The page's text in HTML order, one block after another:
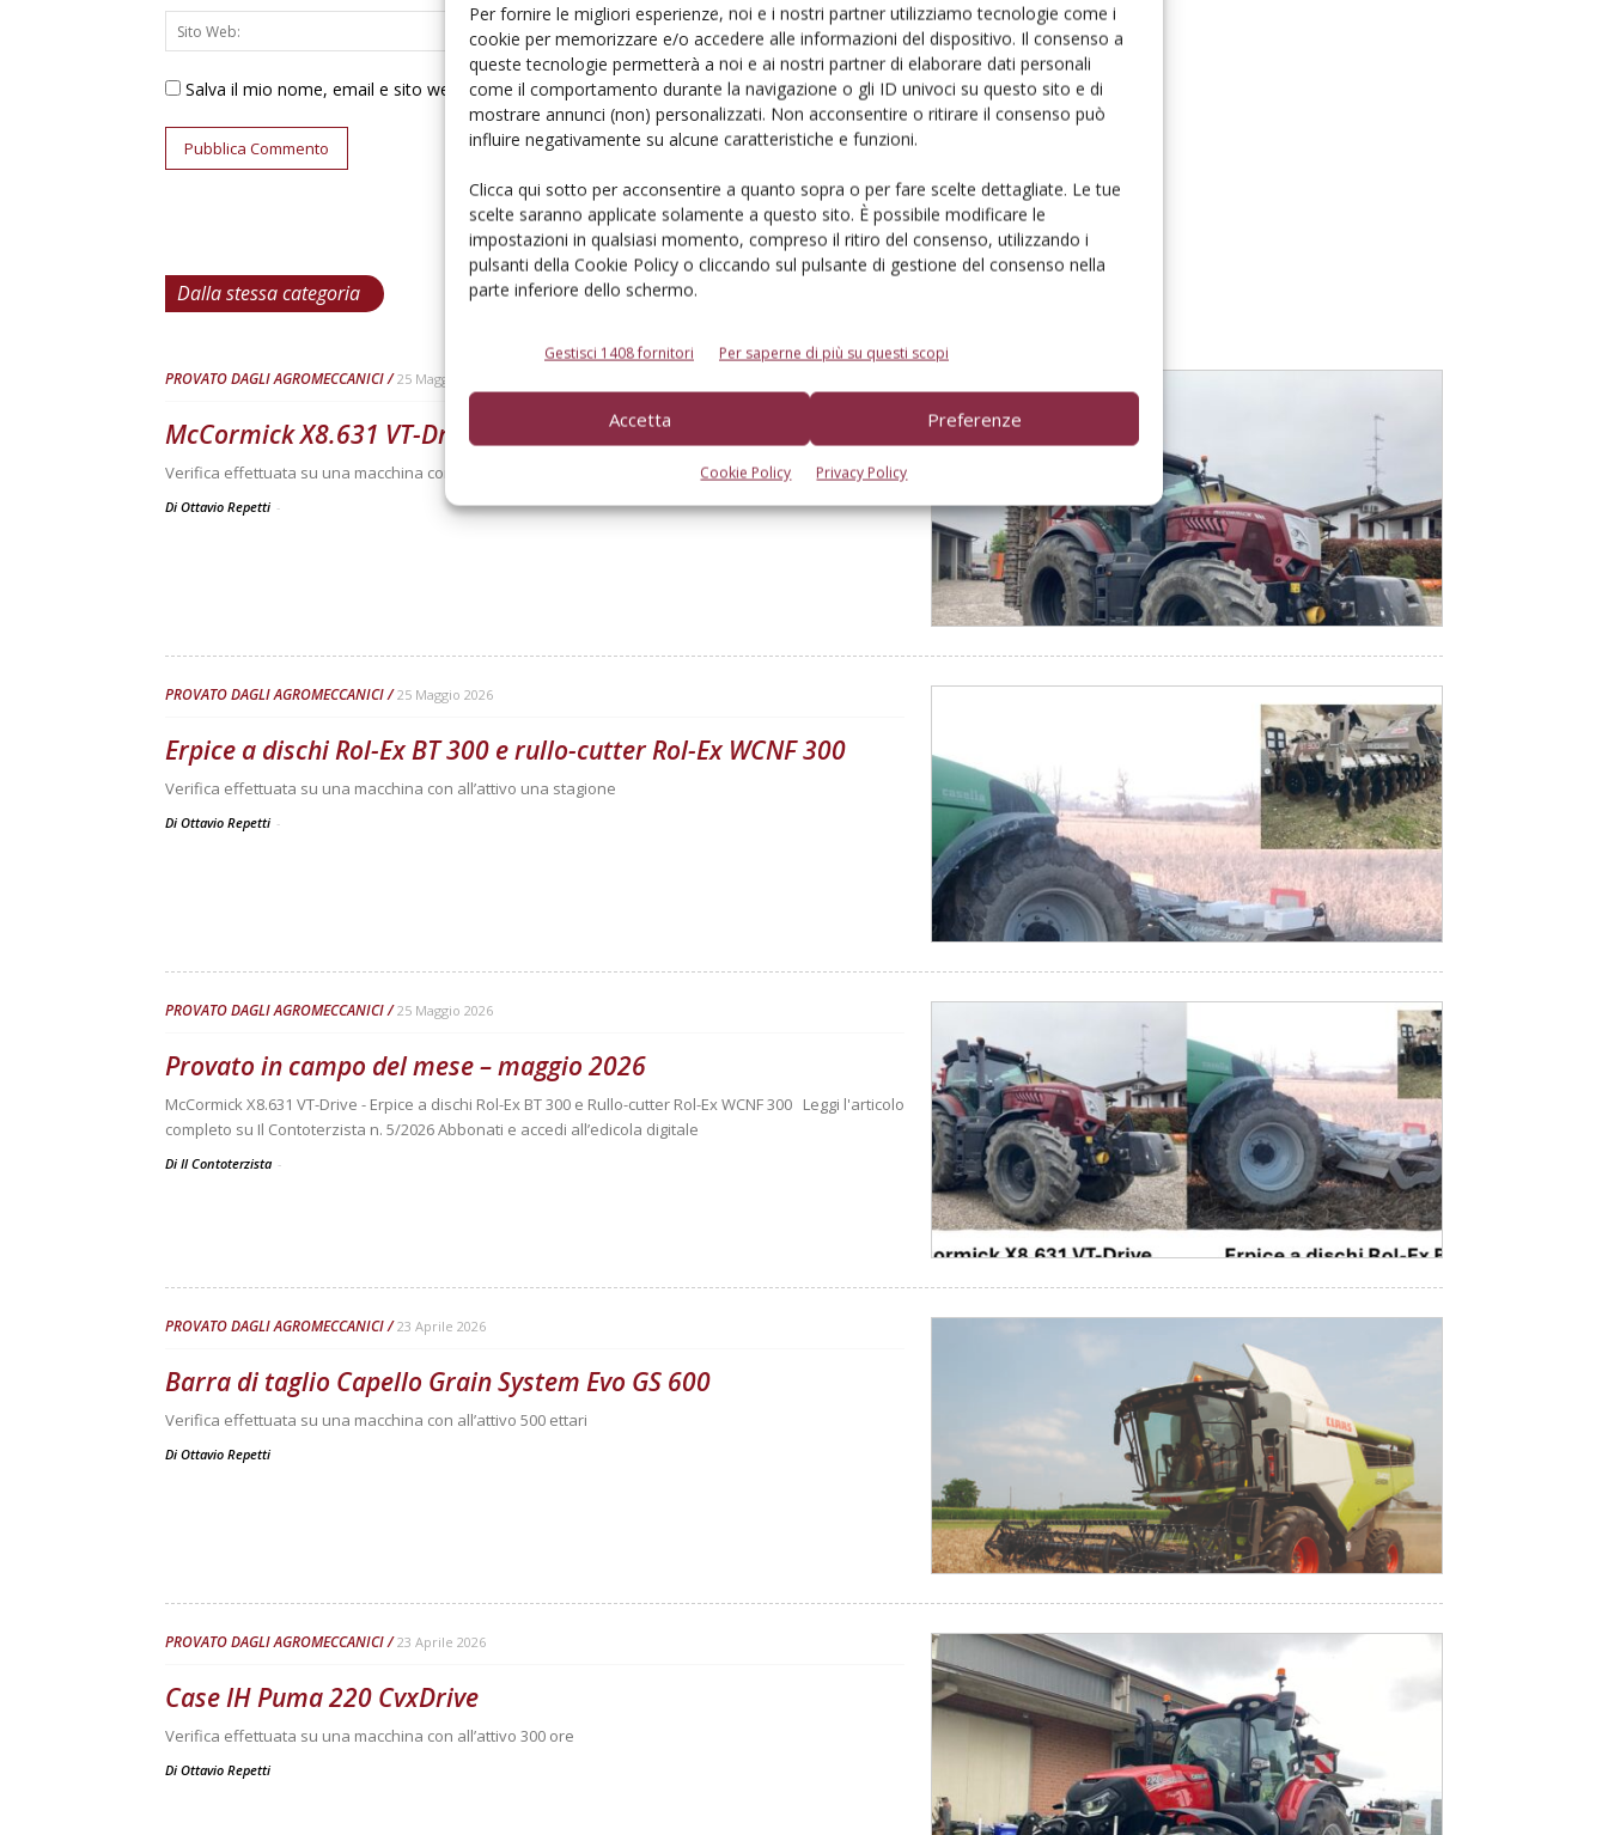
Per fornire le migliori esperienze, noi e i nostri partner utilizziamo tecnologie come i
cookie per memorizzare e/o accedere alle informazioni del dispositivo. Il consenso a
queste tecnologie permetterà a noi e ai nostri partner di elaborare dati personali
come il comportamento durante la navigazione o gli ID univoci su questo sito e di
mostrare annunci (non) personalizzati. Non acconsentire o ritirare il consenso può
influire negativamente su alcune caratteristiche e funzioni.
Clicca qui sotto per acconsentire a quanto sopra o per fare scelte dettagliate. Le tue
scelte saranno applicate solamente a questo sito. È possibile modificare le
impostazioni in qualsiasi momento, compreso il ritiro del consenso, utilizzando i
pulsanti della Cookie Policy o cliccando sul pulsante di gestione del consenso nella
parte inferiore dello schermo.
Gestisci 1408 fornitori Per saperne di più su questi scopi
Accetta Preferenze
Cookie Policy Privacy Policy
Salva il mio nome, email e sito web in questo browser per la prossima volta che commento.
Dalla stessa categoria
PROVATO DAGLI AGROMECCANICI 25 Maggio 2026
McCormick X8.631 VT-Drive
Verifica effettuata su una macchina con all’attivo 300 ore
Di Ottavio Repetti -
PROVATO DAGLI AGROMECCANICI 25 Maggio 2026
Erpice a dischi Rol-Ex BT 300 e rullo-cutter Rol-Ex WCNF 300
Verifica effettuata su una macchina con all’attivo una stagione
Di Ottavio Repetti -
PROVATO DAGLI AGROMECCANICI 25 Maggio 2026
Provato in campo del mese – maggio 2026
McCormick X8.631 VT-Drive - Erpice a dischi Rol-Ex BT 300 e Rullo-cutter Rol-Ex WCNF 300 Leggi l'articolo
completo su Il Contoterzista n. 5/2026 Abbonati e accedi all’edicola digitale
Di Il Contoterzista -
PROVATO DAGLI AGROMECCANICI 23 Aprile 2026
Barra di taglio Capello Grain System Evo GS 600
Verifica effettuata su una macchina con all’attivo 500 ettari
Di Ottavio Repetti
PROVATO DAGLI AGROMECCANICI 23 Aprile 2026
Case IH Puma 220 CvxDrive
Verifica effettuata su una macchina con all’attivo 300 ore
Di Ottavio Repetti